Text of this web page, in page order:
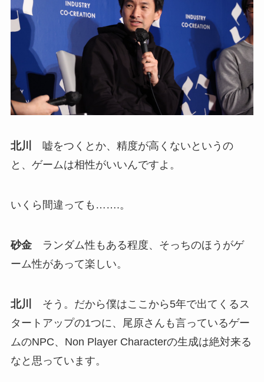
北川
嘘をつくとか、精度が高くないというの
と、ゲームは相性がいいんですよ。
いくら間違っても…….。
砂金ランダム性もある程度、そっちのほうがゲ
ーム性があって楽しい。
北川
そう。だから僕はここから5年で出てくるス
タートアップの1つに、尾原さんも言っているゲー
ムのNPC、Non Player Characterの生成は絶対来る
なと思っています。